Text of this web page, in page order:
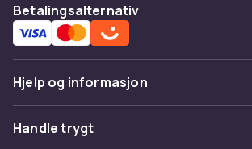
Betalingsalternativ
Hjelp og informasjon
Vanlige spørsmål
Handle trygt